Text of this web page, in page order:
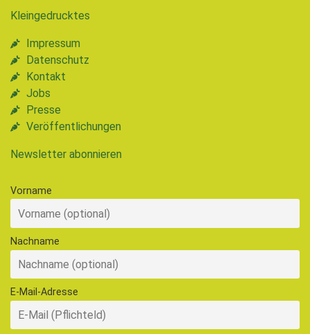
Kleingedrucktes
Impressum
Datenschutz
Kontakt
Jobs
Presse
Veröffentlichungen
Newsletter abonnieren
Vorname
Nachname
E-Mail-Adresse